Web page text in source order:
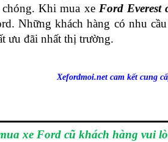
Khi mua xe Ford Everest
Những khách hàng có nhu
ưu đãi nhất thị trường.
Xefordmoi.net cam kết cung
xe Ford cũ khách hàng vui